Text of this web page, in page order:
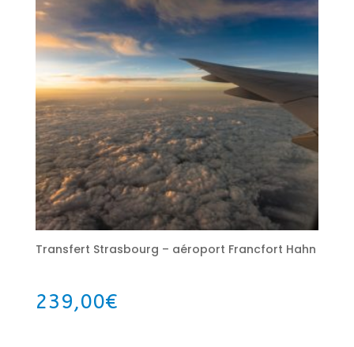
Transfert Strasbourg – aéroport Francfort Hahn
239,00€